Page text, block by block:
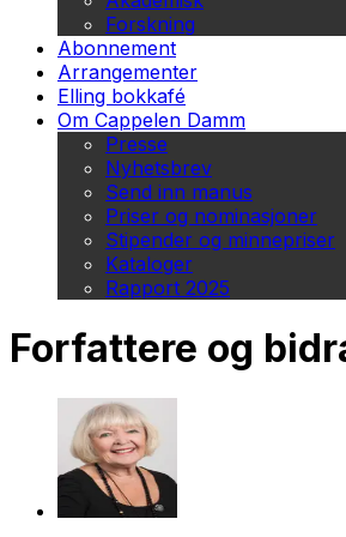
Forskning
Abonnement
Arrangementer
Elling bokkafé
Om Cappelen Damm
Presse
Nyhetsbrev
Send inn manus
Priser og nominasjoner
Stipender og minnepriser
Kataloger
Rapport 2025
Forfattere og